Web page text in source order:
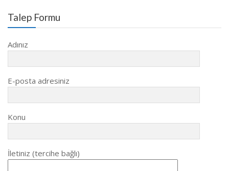
Talep Formu
Adınız
E-posta adresiniz
Konu
İletiniz (tercihe bağlı)